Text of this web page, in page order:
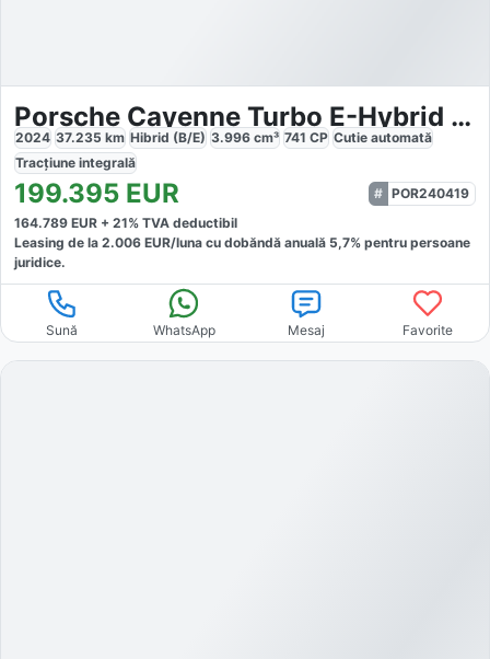
Porsche Cayenne Turbo E-Hybrid GT
2024 37.235 km Hibrid (B/E) 3.996 cm³ 741 CP Cutie automată
Tracțiune integrală
199.395 EUR
POR240419
164.789 EUR + 21% TVA deductibil
Leasing de la 2.006 EUR/luna cu dobăndă anuală 5,7% pentru persoane
juridice.
Sună WhatsApp Mesaj Favorite